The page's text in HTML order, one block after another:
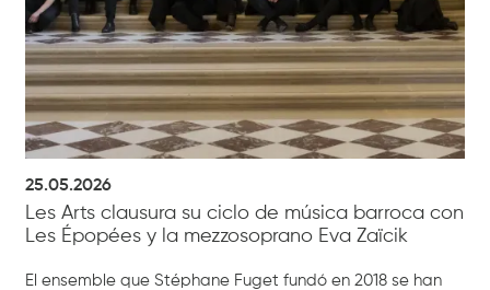
25.05.2026
Les Arts clausura su ciclo de música barroca con
Les Épopées y la mezzosoprano Eva Zaïcik
El ensemble que Stéphane Fuget fundó en 2018 se han